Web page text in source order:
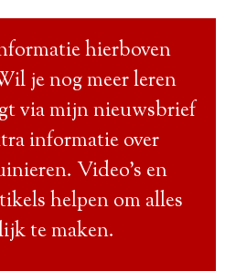
hierboven
je nog meer leren
via mijn nieuwsbrief
informatie over
Video’s en
helpen om alles
te maken.